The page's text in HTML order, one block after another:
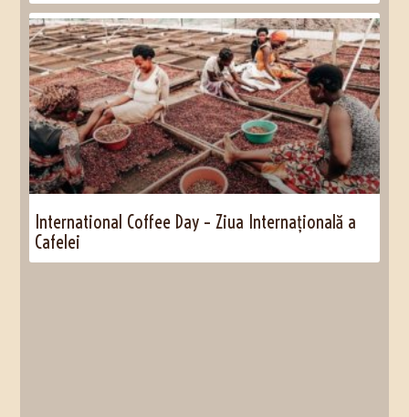
International Coffee Day – Ziua Internațională a
Cafelei